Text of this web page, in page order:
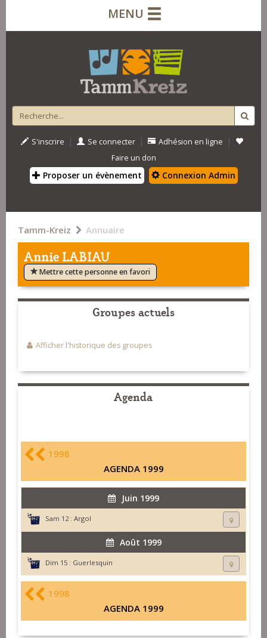
MENU
S'inscrire | Se connecter | Adhésion en ligne |
Faire un don
Proposer un évènement Connexion Admin
Tamm-Kreiz Annuaire
Annie LABIAU
Mettre cette personne en favori
Groupes actuels
Afficher l'historique des groupes
Agenda
1998
AGENDA 1999
Juin 1999
Sam 12 : Argol
Août 1999
Dim 15 : Guerlesquin
1998
AGENDA 1999